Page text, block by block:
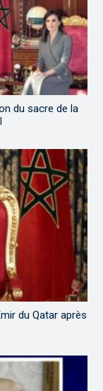
du sacre de la
du Qatar après